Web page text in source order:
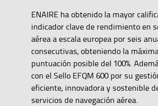
ENAIRE ha obtenido la mayor
indicador clave de rendimiento en
aérea a escala europea por seis
consecutivas, obteniendo la
puntuación posible del 100%.
con el Sello EFQM 600 por su
eficiente, innovadora y sostenible
servicios de navegación aérea.